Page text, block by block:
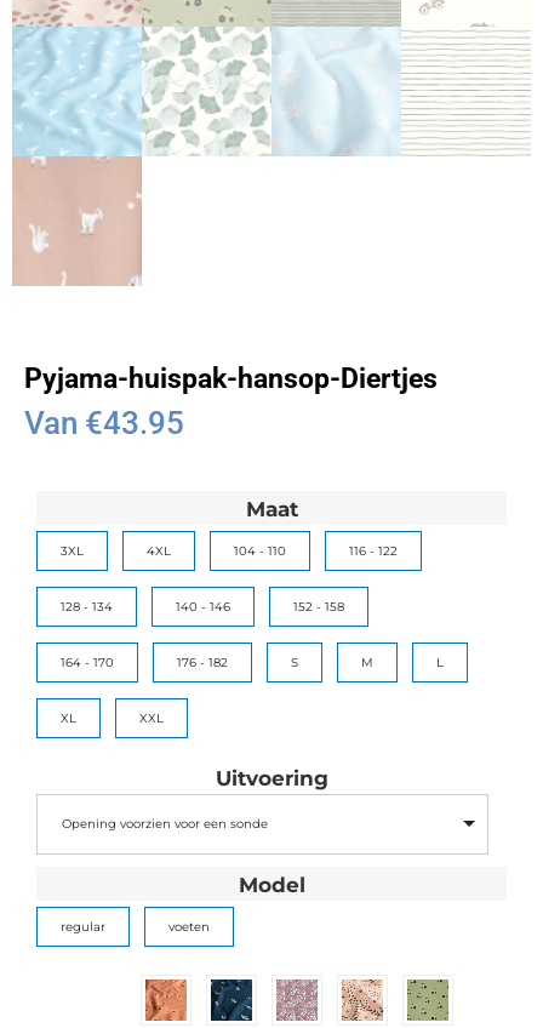
Pyjama-huispak-hansop-Diertjes
Van €43.95
Maat
3XL 4XL 104 - 110 116 - 122
128 - 134 140 - 146 152 - 158
164 - 170 176 - 182 S M L
XL XXL
Uitvoering
Opening voorzien voor een sonde
Model
regular voeten